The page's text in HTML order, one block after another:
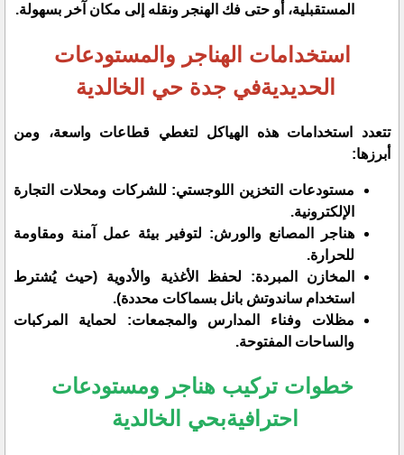
المستقبلية، أو حتى فك الهنجر ونقله إلى مكان آخر بسهولة.
​استخدامات الهناجر والمستودعات
الحديديةفي جدة حي الخالدية
​تتعدد استخدامات هذه الهياكل لتغطي قطاعات واسعة، ومن
أبرزها:
​مستودعات التخزين اللوجستي: للشركات ومحلات التجارة
الإلكترونية.
​هناجر المصانع والورش: لتوفير بيئة عمل آمنة ومقاومة
للحرارة.
​المخازن المبردة: لحفظ الأغذية والأدوية (حيث يُشترط
استخدام ساندوتش بانل بسماكات محددة).
​مظلات وفناء المدارس والمجمعات: لحماية المركبات
والساحات المفتوحة.
​خطوات تركيب هناجر ومستودعات
احترافيةبحي الخالدية